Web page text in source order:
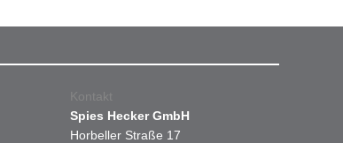
Kontakt
Spies Hecker GmbH
Horbeller Straße 17